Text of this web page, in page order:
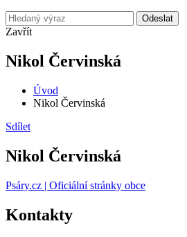
Odeslat
Zavřít
Nikol Červinská
Úvod
Nikol Červinská
Sdílet
Nikol Červinská
Psáry.cz | Oficiální stránky obce
Kontakty